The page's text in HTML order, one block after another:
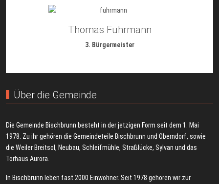
Thomas Fuhrmann
3. Bürgermeister
Über die Gemeinde
Die Gemeinde Bischbrunn besteht in der jetzigen Form seit dem 1. Mai
1978. Zu ihr gehören die Gemeindeteile Bischbrunn und Oberndorf, sowie
die Weiler Breitsol, Neubau, Schleifmühle, Straßlücke, Sylvan und das
Torhaus Aurora.
In Bischbrunn leben fast 2000 Einwohner. Seit 1978 gehören wir zur